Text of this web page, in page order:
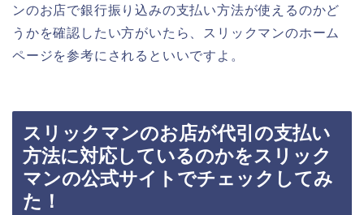
ンのお店で銀行振り込みの支払い方法が使えるのかど
うかを確認したい方がいたら、スリックマンのホーム
ページを参考にされるといいですよ。
スリックマンのお店が代引の支払い
方法に対応しているのかをスリック
マンの公式サイトでチェックしてみ
た！